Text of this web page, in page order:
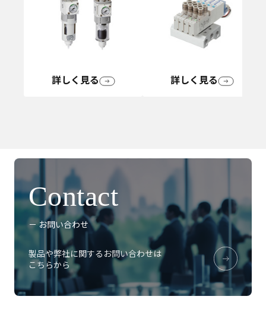
詳しく見る 詳しく見る
Contact
－ お問い合わせ
製品や弊社に関するお問い合わせは
こちらから